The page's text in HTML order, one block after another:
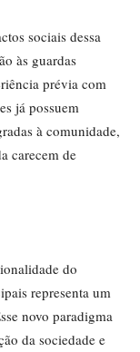
sociais dessa
às guardas
prévia com
já possuem
à comunidade,
carecem de
do
representa um
novo paradigma
da sociedade e